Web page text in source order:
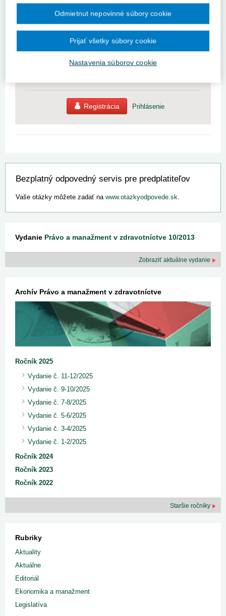
Pre zobrazenie článku nemáte dostatočné oprávnenia.
Odomknite si prístup k odbornému obsahu na portáli.
Prístup k obsahu portálu majú len registrovaní používatelia
portálu. Pokiaľ ste už zaregistrovaný, stačí sa prihlásiť.
Ak ešte nemáte prístup k obsahu portálu, využite 10-dňovú
Registrácia Prihlásenie
Bezplatný odpovedný servis pre predplatiteľov
Vaše otázky môžete zadať na www.otazkyodpovede.sk.
Vydanie Právo a manažment v zdravotníctve 10/2013
Zobraziť aktuálne vydanie
Archív Právo a manažment v zdravotníctve
Ročník 2025
Vydanie č. 11-12/2025
Vydanie č. 9-10/2025
Vydanie č. 7-8/2025
Vydanie č. 5-6/2025
Vydanie č. 3-4/2025
Vydanie č. 1-2/2025
Ročník 2024
Ročník 2023
Ročník 2022
Staršie ročníky
Rubriky
Aktuality
Aktuálne
Editoriál
Ekonomika a manažment
Legislatíva
Nastavenia súborov cookie
Odmietnut nepovinné súbory cookie
Prijať všetky súbory cookie